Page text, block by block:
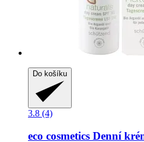
Do košíku
3.8 (4)
eco cosmetics Denní